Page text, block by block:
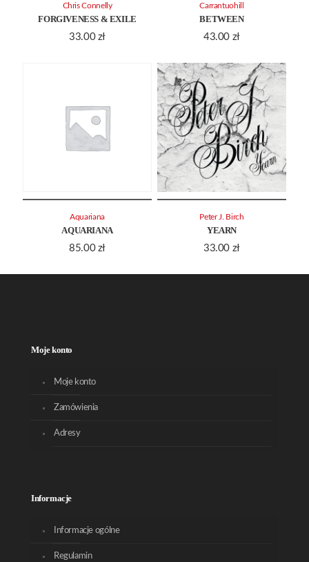
FORGIVENESS & EXILE
33.00 zł
Chris Connelly
BETWEEN
43.00 zł
Carrantuohill
AQUARIANA
85.00 zł
Aquariana
YEARN
33.00 zł
Peter J. Birch
Moje konto
Moje konto
Zamówienia
Adresy
Informacje
Informacje ogólne
Regulamin